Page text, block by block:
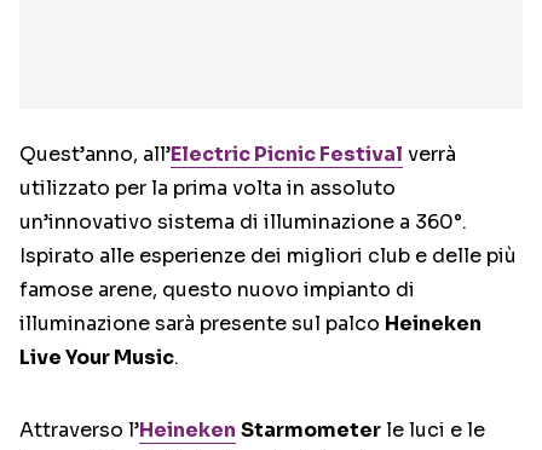
Quest’anno, all’Electric Picnic Festival verrà
utilizzato per la prima volta in assoluto
un’innovativo sistema di illuminazione a 360°.
Ispirato alle esperienze dei migliori club e delle più
famose arene, questo nuovo impianto di
illuminazione sarà presente sul palco Heineken
Live Your Music.
Attraverso l’Heineken Starmometerle luci e le